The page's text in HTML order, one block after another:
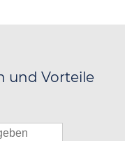
und Vorteile